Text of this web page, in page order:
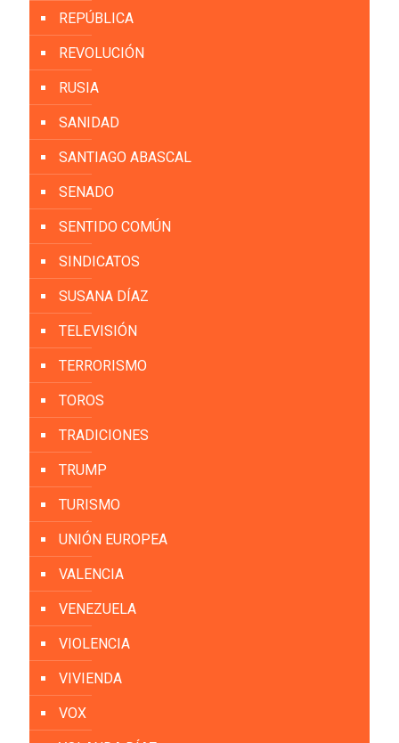
REPÚBLICA
REVOLUCIÓN
RUSIA
SANIDAD
SANTIAGO ABASCAL
SENADO
SENTIDO COMÚN
SINDICATOS
SUSANA DÍAZ
TELEVISIÓN
TERRORISMO
TOROS
TRADICIONES
TRUMP
TURISMO
UNIÓN EUROPEA
VALENCIA
VENEZUELA
VIOLENCIA
VIVIENDA
VOX